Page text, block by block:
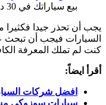
بيع سياراتك في 30 دقيقة
يجب أن تحذر جيدا فكثيرا
السيارات فيجب أن
كنت لم تملك المعرفة
أقرأ ايضاً:
افضل شركات السيارات